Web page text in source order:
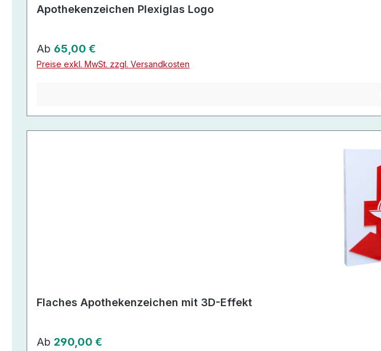
Apothekenzeichen Plexiglas Logo
Regulärer Preis:
Ab 65,00 €
Preise exkl. MwSt. zzgl. Versandkosten
Flaches Apothekenzeichen mit 3D-Effekt
Regulärer Preis:
Ab 290,00 €